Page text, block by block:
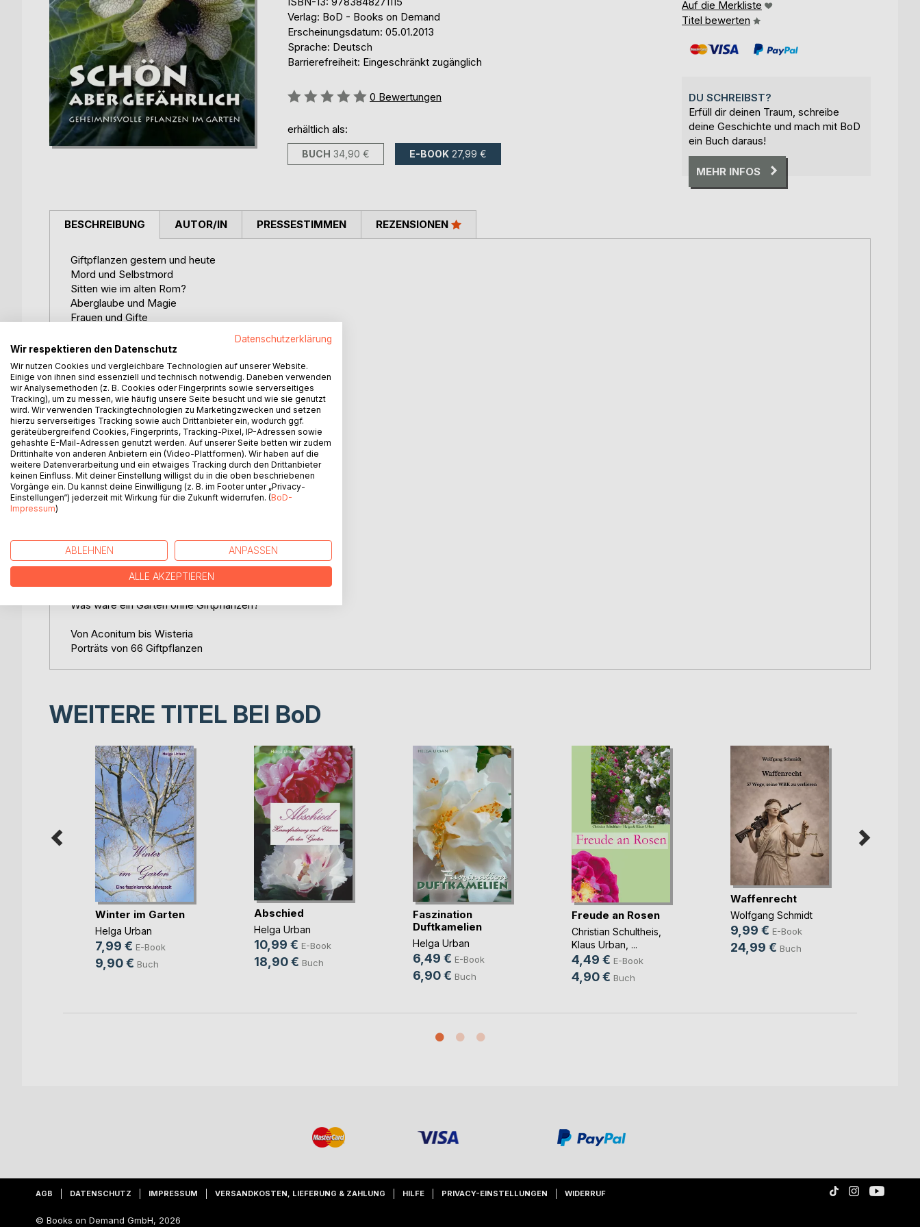
Verlag: BoD - Books on Demand
Erscheinungsdatum: 05.01.2013
Sprache: Deutsch
Barrierefreiheit: Eingeschränkt zugänglich
Bewertung::
0 Bewertungen
erhältlich als:
BUCH 34,90 € E-BOOK 27,99 €
Auf die Merkliste
Titel bewerten
DU SCHREIBST?
Erfüll dir deinen Traum, schreibe
deine Geschichte und mach mit BoD
ein Buch daraus!
MEHR INFOS
BESCHREIBUNG
Giftpflanzen gestern und heute
Mord und Selbstmord
Sitten wie im alten Rom?
Aberglaube und Magie
Frauen und Gifte
Kleine Giftkunde
Was sind überhaupt Gifte?
Auf den Inhalt kommt es an
Und nun die Wirkung
"Es ist Arznei, nicht Gift ..."
Sucht - vom Genussgift zum Rauschgift
Geheimnisvolle Pflanzenwelt
Geheimnisse sind noch keine Wunder
Gefährliche Familien
Das meiste Gift liegt unter der Erde
Gefährlich, auch ohne Gift
Duft - Färbung - Stacheln - Dornen - Namen?
Was wäre ein Garten ohne Giftpflanzen?
Von Aconitum bis Wisteria
Porträts von 66 Giftpflanzen
AUTOR/IN PRESSESTIMMEN REZENSIONEN
WEITERE TITEL BEI BoD
Winter im Garten
Helga Urban
7,99 € E-Book
9,90 € Buch
Abschied
Helga Urban
10,99 € E-Book
18,90 € Buch
Faszination
Duftkamelien
Helga Urban
6,49 € E-Book
6,90 € Buch
Freude an Rosen
Christian Schultheis
Klaus Urban , ...
4,49 € E-Book
4,90 € Buch
Waffenrecht
Wolfgang Schmidt
9,99 € E-Book
24,99 € Buch
AGB DATENSCHUTZ IMPRESSUM VERSANDKOSTEN, LIEFERUNG & ZAHLUNG HILFE PRIVACY-EINSTELLUNGEN WIDERRUF
© Books on Demand GmbH, 2026
Datenschutzerklärung
Wir respektieren den Datenschutz
Wir nutzen Cookies und vergleichbare Technologien auf unserer Website.
Einige von ihnen sind essenziell und technisch notwendig. Daneben verwenden
wir Analysemethoden (z. B. Cookies oder Fingerprints sowie serverseitiges
Tracking), um zu messen, wie häufig unsere Seite besucht und wie sie genutzt
wird. Wir verwenden Trackingtechnologien zu Marketingzwecken und setzen
hierzu serverseitiges Tracking sowie auch Drittanbieter ein, wodurch ggf.
geräteübergreifend Cookies, Fingerprints, Tracking-Pixel, IP-Adressen sowie
gehashte E-Mail-Adressen genutzt werden. Auf unserer Seite betten wir zudem
Drittinhalte von anderen Anbietern ein (Video-Plattformen). Wir haben auf die
weitere Datenverarbeitung und ein etwaiges Tracking durch den Drittanbieter
keinen Einfluss. Mit deiner Einstellung willigst du in die oben beschriebenen
Vorgänge ein. Du kannst deine Einwilligung (z. B. im Footer unter „Privacy-
Einstellungen“) jederzeit mit Wirkung für die Zukunft widerrufen. (BoD-
Impressum)
ABLEHNEN ANPASSEN
ALLE AKZEPTIEREN